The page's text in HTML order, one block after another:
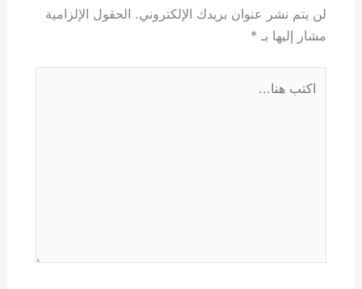
لن يتم نشر عنوان بريدك الإلكتروني. الحقول الإلزامية
مشار إليها بـ *
هنا...